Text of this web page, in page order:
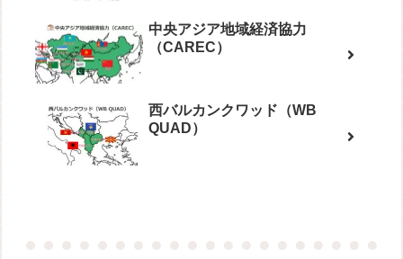
中央アジア地域経済協力
（CAREC）
西バルカンクワッド（WB
QUAD）